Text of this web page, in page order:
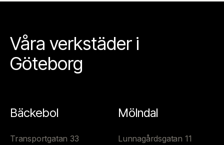
Våra verkstäder i
Göteborg
Bäckebol
Transportgatan 33
Mölndal
Lunnagårdsgatan 11